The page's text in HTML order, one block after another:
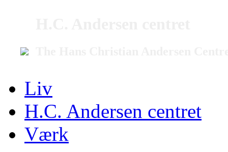
Liv
H.C. Andersen centret
Værk